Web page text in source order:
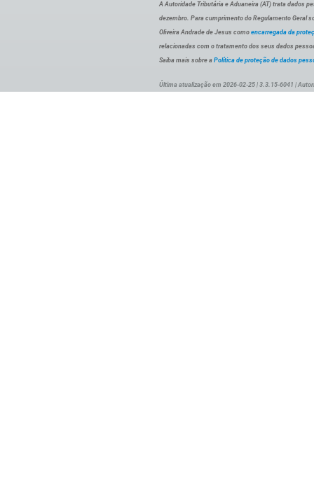
A Autoridade Tributária e Aduaneira (AT) trata dados
dezembro. Para cumprimento do Regulamento Geral
Oliveira Andrade de Jesus como encarregada da
relacionadas com o tratamento dos seus dados
Saiba mais sobre a Política de proteção de dados
Última atualização em 2026-02-25 | 3.3.15-6041 |